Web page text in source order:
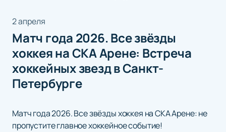
2 апреля
Матч года 2026. Все звёзды
хоккея на СКА Арене: Встреча
хоккейных звезд в Санкт-
Петербурге
Матч года 2026. Все звёзды хоккея на СКА Арене: не
пропустите главное хоккейное событие!